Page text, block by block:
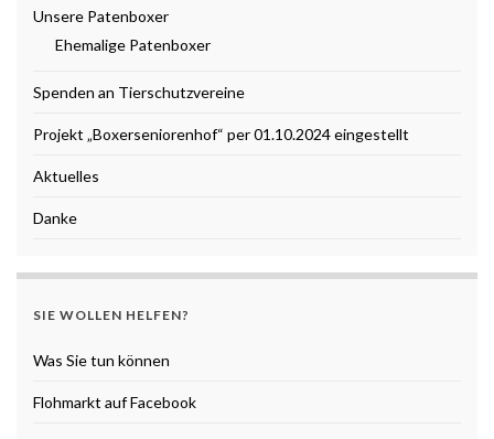
Unsere Patenboxer
Ehemalige Patenboxer
Spenden an Tierschutzvereine
Projekt „Boxerseniorenhof“ per 01.10.2024 eingestellt
Aktuelles
Danke
SIE WOLLEN HELFEN?
Was Sie tun können
Flohmarkt auf Facebook